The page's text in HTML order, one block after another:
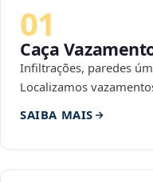
01
Caça
Infiltrações, paredes
Localizamos
SAIBA MAIS